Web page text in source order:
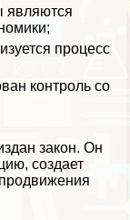
являются
процесс
контроль со
закон. Он
создает